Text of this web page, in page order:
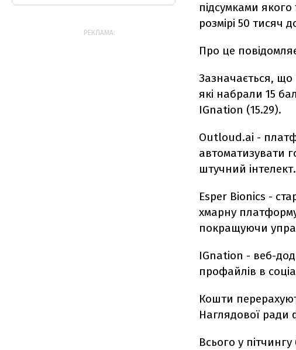
підсумками
розмірі 50 тисяч
Про це
Зазначається, що
які набрали 15
IGnation (15.29).
Outloud.ai -
автоматизувати
штучний інтелект.
Esper Bionics -
хмарну
покращуючи
IGnation - веб-
профайлів в
Кошти
Наглядової ради
Всього у
РЕКЛАМА: